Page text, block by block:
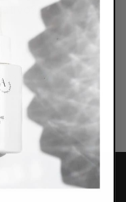
desde la
artículo te
sus causas,
de forma natural a